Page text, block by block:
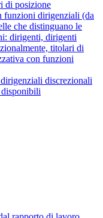
di posizione
funzioni dirigenziali (da
che distinguano le
dirigenti, dirigenti
titolari di
con funzioni
discrezionali